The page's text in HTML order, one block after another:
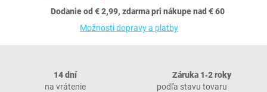
Dodanie od € 2,99, zdarma pri nákupe nad € 60
Možnosti dopravy a platby
14 dní
na vrátenie
Záruka 1‐2 roky
podľa stavu tovaru